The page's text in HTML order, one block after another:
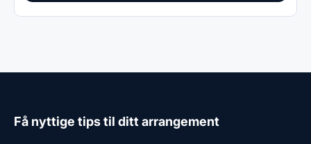
Få nyttige tips til ditt arrangement